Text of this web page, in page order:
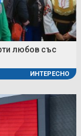
любов със
ИНТЕРЕСНО